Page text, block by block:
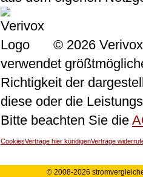
© 2026
verwendet
Richtigkeit der
diese oder die
Bitte beachten Sie die
CookiesVerträge hier kündigenVerträge
© 2008-2026